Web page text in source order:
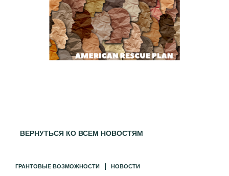
ВЕРНУТЬСЯ КО ВСЕМ НОВОСТЯМ
ГРАНТОВЫЕ ВОЗМОЖНОСТИ НОВОСТИ